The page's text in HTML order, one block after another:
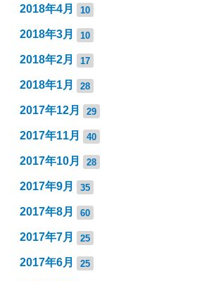
2018年4月 10
2018年3月 10
2018年2月 17
2018年1月 28
2017年12月 29
2017年11月 40
2017年10月 28
2017年9月 35
2017年8月 60
2017年7月 25
2017年6月 25